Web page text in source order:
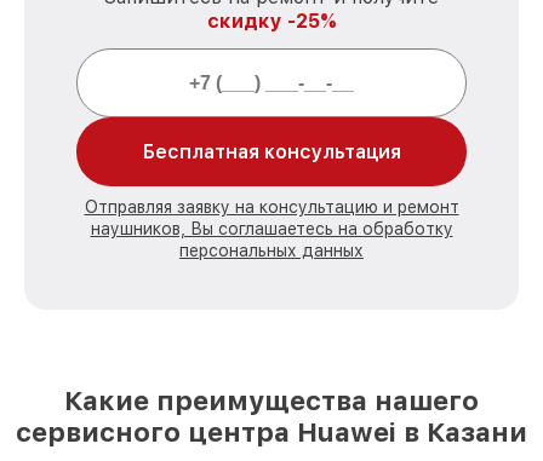
скидку -25%
Бесплатная консультация
Отправляя заявку на консультацию и ремонт
наушников, Вы соглашаетесь на обработку
персональных данных
Какие преимущества нашего
сервисного центра Huawei в Казани